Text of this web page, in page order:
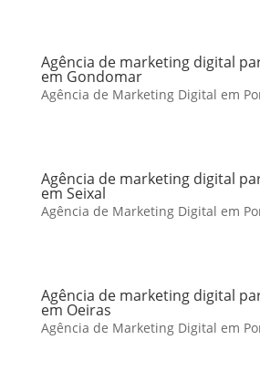
Agência de marketing digital
em Gondomar
Agência de Marketing Digital em
Agência de marketing digital
em Seixal
Agência de Marketing Digital em
Agência de marketing digital
em Oeiras
Agência de Marketing Digital em